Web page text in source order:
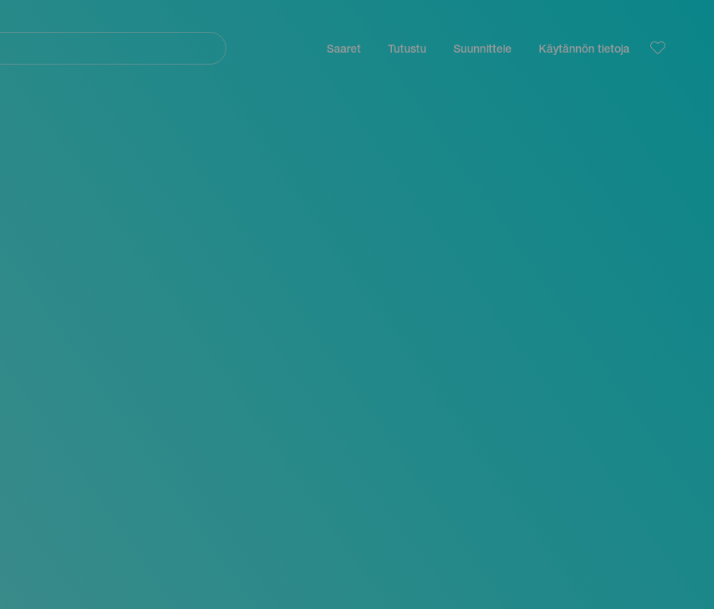
Saaret Tutustu Suunnittele Käytännön tietoja